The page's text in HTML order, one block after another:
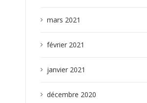
mars 2021
février 2021
janvier 2021
décembre 2020